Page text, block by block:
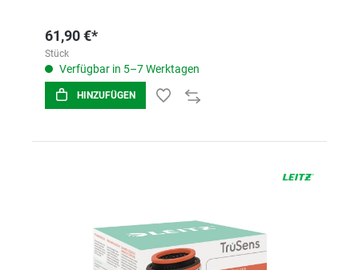
61,90 €*
Stück
Verfügbar in 5–7 Werktagen
HINZUFÜGEN